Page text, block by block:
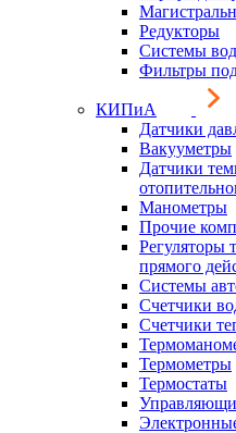
Редукторы
Системы
Фильтры
КИПиА
Датчики
Вакууметры
Датчики
Манометры
Прочие
Регуляторы
прямого
Системы
Счетчики
Счетчики
Термометры
Термостаты